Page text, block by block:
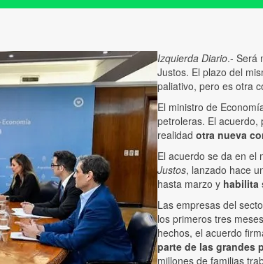
Izquierda Diario.- Será
Justos. El plazo del
paliativo, pero es otra
El ministro de
petroleras. El acuerdo,
realidad otra nueva
El acuerdo se da en el
Justos, lanzado hace
hasta marzo y habilita
Las empresas del
los primeros tres
hechos, el acuerdo
parte de las grandes
millones de familias